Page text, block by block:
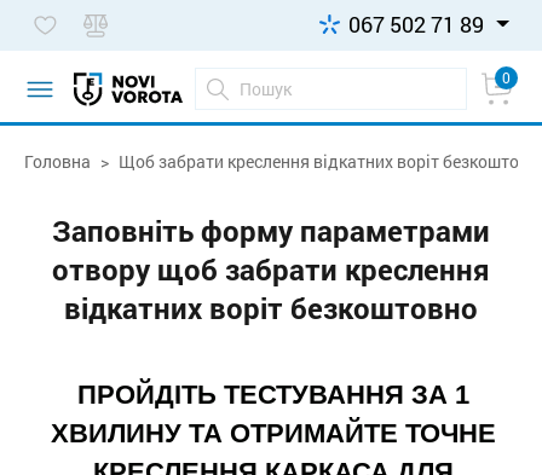
067 502 71 89
0
Головна Щоб забрати креслення відкатних воріт
Заповніть форму параметрами
отвору щоб забрати креслення
відкатних воріт безкоштовно
ПРОЙДІТЬ ТЕСТУВАННЯ ЗА 1
ХВИЛИНУ ТА ОТРИМАЙТЕ ТОЧНЕ